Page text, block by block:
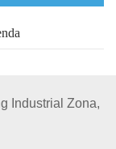
Industrial Zona,